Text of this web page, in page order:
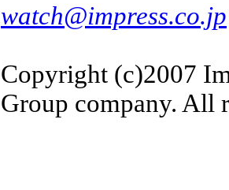
watch@impress.co.jp
Copyright (c)2007
Group company. All